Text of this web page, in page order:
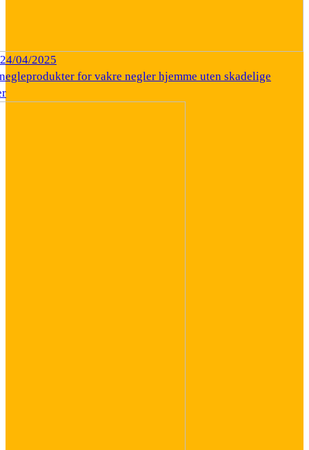
24/04/2025
for vakre negler hjemme uten skadelige